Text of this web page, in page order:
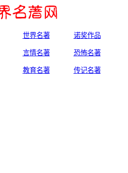
世界名著 诺奖作品
言情名著 恐怖名著
教育名著 传记名著